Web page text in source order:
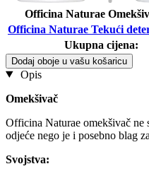
Officina Naturae
Officina Naturae Tekući
Ukupna cijena:
Dodaj oboje u vašu košaricu
Opis
Omekšivač
Officina Naturae omekšivač ne
odjeće nego je i posebno blag
Svojstva: